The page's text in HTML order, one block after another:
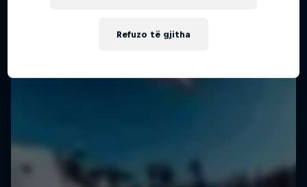
Refuzo të gjitha